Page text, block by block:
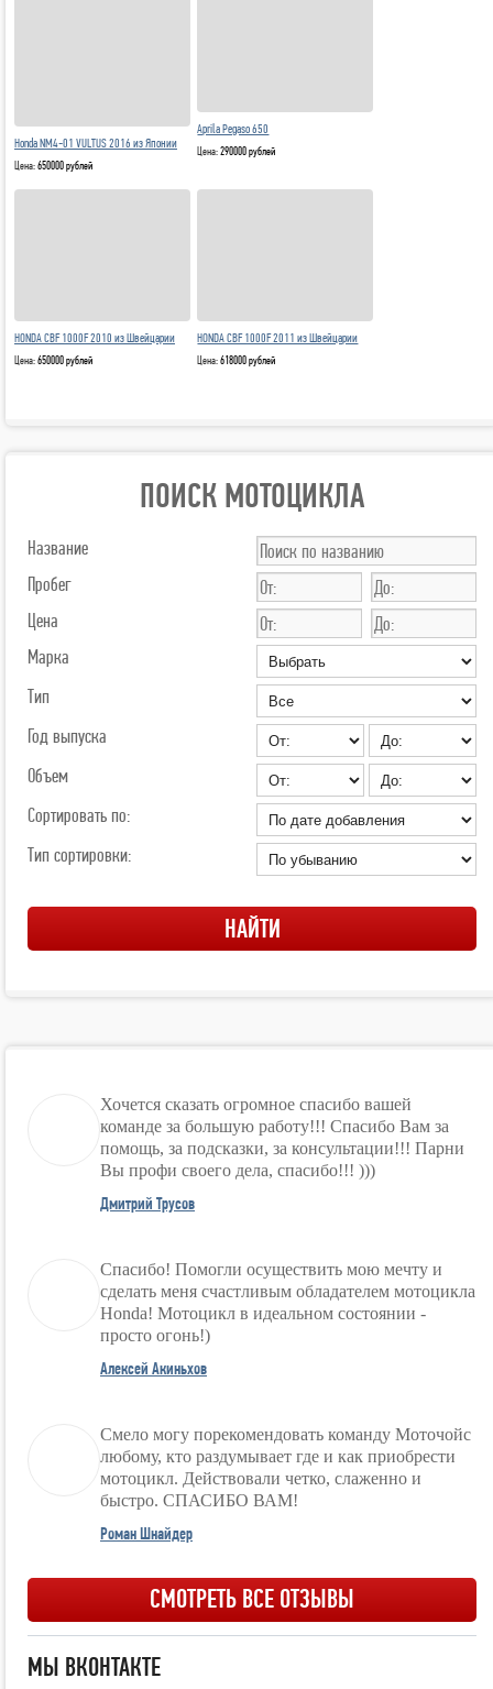
Honda NM4-01 VULTUS 2016 из Японии
Цена:650000 рублей
Aprila Pegaso 650
Цена:290000 рублей
HONDA CBF 1000F 2010 из Швейцарии
Цена:650000 рублей
HONDA CBF 1000F 2011 из Швейцарии
Цена:618000 рублей
ПОИСК МОТОЦИКЛА
Название
Пробег
Цена
Марка
Тип
Год выпуска
Объем
Сортировать по:
Тип сортировки:
Хочется сказать огромное спасибо вашей
команде за большую работу!!! Спасибо Вам за
помощь, за подсказки, за консультации!!! Парни
Вы профи своего дела, спасибо!!! )))
Дмитрий Трусов
Спасибо! Помогли осуществить мою мечту и
сделать меня счастливым обладателем мотоцикла
Honda! Мотоцикл в идеальном состоянии -
просто огонь!)
Алексей Акиньхов
Смело могу порекомендовать команду Моточойс
любому, кто раздумывает где и как приобрести
мотоцикл. Действовали четко, слаженно и
быстро. СПАСИБО ВАМ!
Роман Шнайдер
СМОТРЕТЬ ВСЕ ОТЗЫВЫ
МЫ ВКОНТАКТЕ